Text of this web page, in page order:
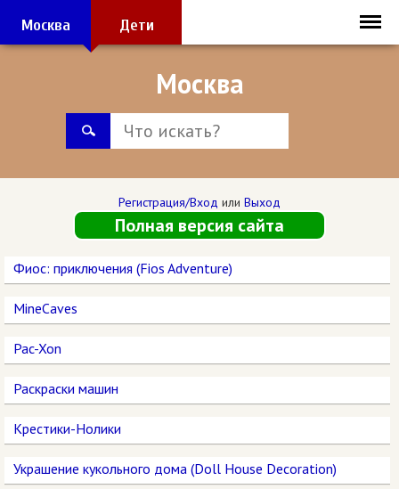
Москва Дети
Москва
Регистрация/Вход или Выход
Полная версия сайта
Фиос: приключения (Fios Adventure)
MineCaves
Pac-Xon
Раскраски машин
Крестики-Нолики
Украшение кукольного дома (Doll House Decoration)